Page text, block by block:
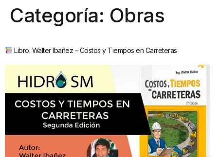
Categoría: Obras
Libro: Walter Ibañez – Costos y Tiempos en Carreteras